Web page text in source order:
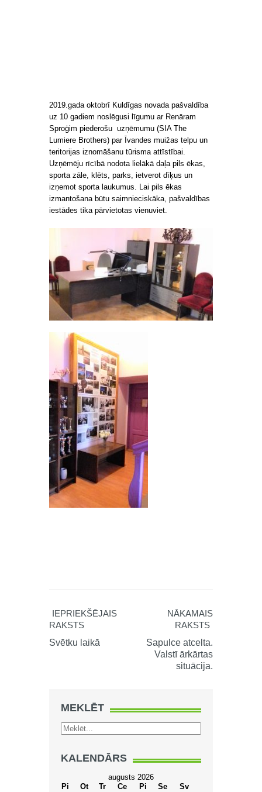
2019.gada oktobrī Kuldīgas novada pašvaldība
uz 10 gadiem noslēgusi līgumu ar Renāram
Sproģim piederošu uzņēmumu (SIA The
Lumiere Brothers) par Īvandes muižas telpu un
teritorijas iznomāšanu tūrisma attīstībai.
Uzņēmēju rīcībā nodota lielākā daļa pils ēkas,
sporta zāle, klēts, parks, ietverot dīķus un
izņemot sporta laukumus. Lai pils ēkas
izmantošana būtu saimnieciskāka, pašvaldības
iestādes tika pārvietotas vienuviet.
IEPRIEKŠĒJAIS
RAKSTS
Svētku laikā
NĀKAMAIS
RAKSTS
Sapulce atcelta.
Valstī ārkārtas
situācija.
MEKLĒT
KALENDĀRS
augusts 2026
Pi
Ot Tr Ce Pi Se Sv